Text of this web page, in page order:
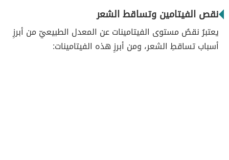
نقص الفيتامين وتساقط الشعر
يعتبرُ نقصُ مستوى الفيتامينات عن المعدل الطبيعيّ من أبرزِ
أسباب تساقطِ الشعر، ومن أبرزِ هذه الفيتامينات: